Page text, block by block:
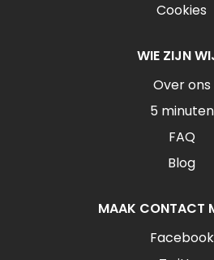
Cookies
WIE ZIJN
Over ons
5 minuten
FAQ
Blog
MAAK CONTACT
Facebook